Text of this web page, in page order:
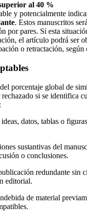
al 40 %
y potencialmente
. Estos manuscritos
por pares. Si esta
el artículo podrá ser
o retractación, según
porcentaje global de
si se identifica
datos, tablas o
sustantivas del
o conclusiones.
redundante sin
editorial.
de material